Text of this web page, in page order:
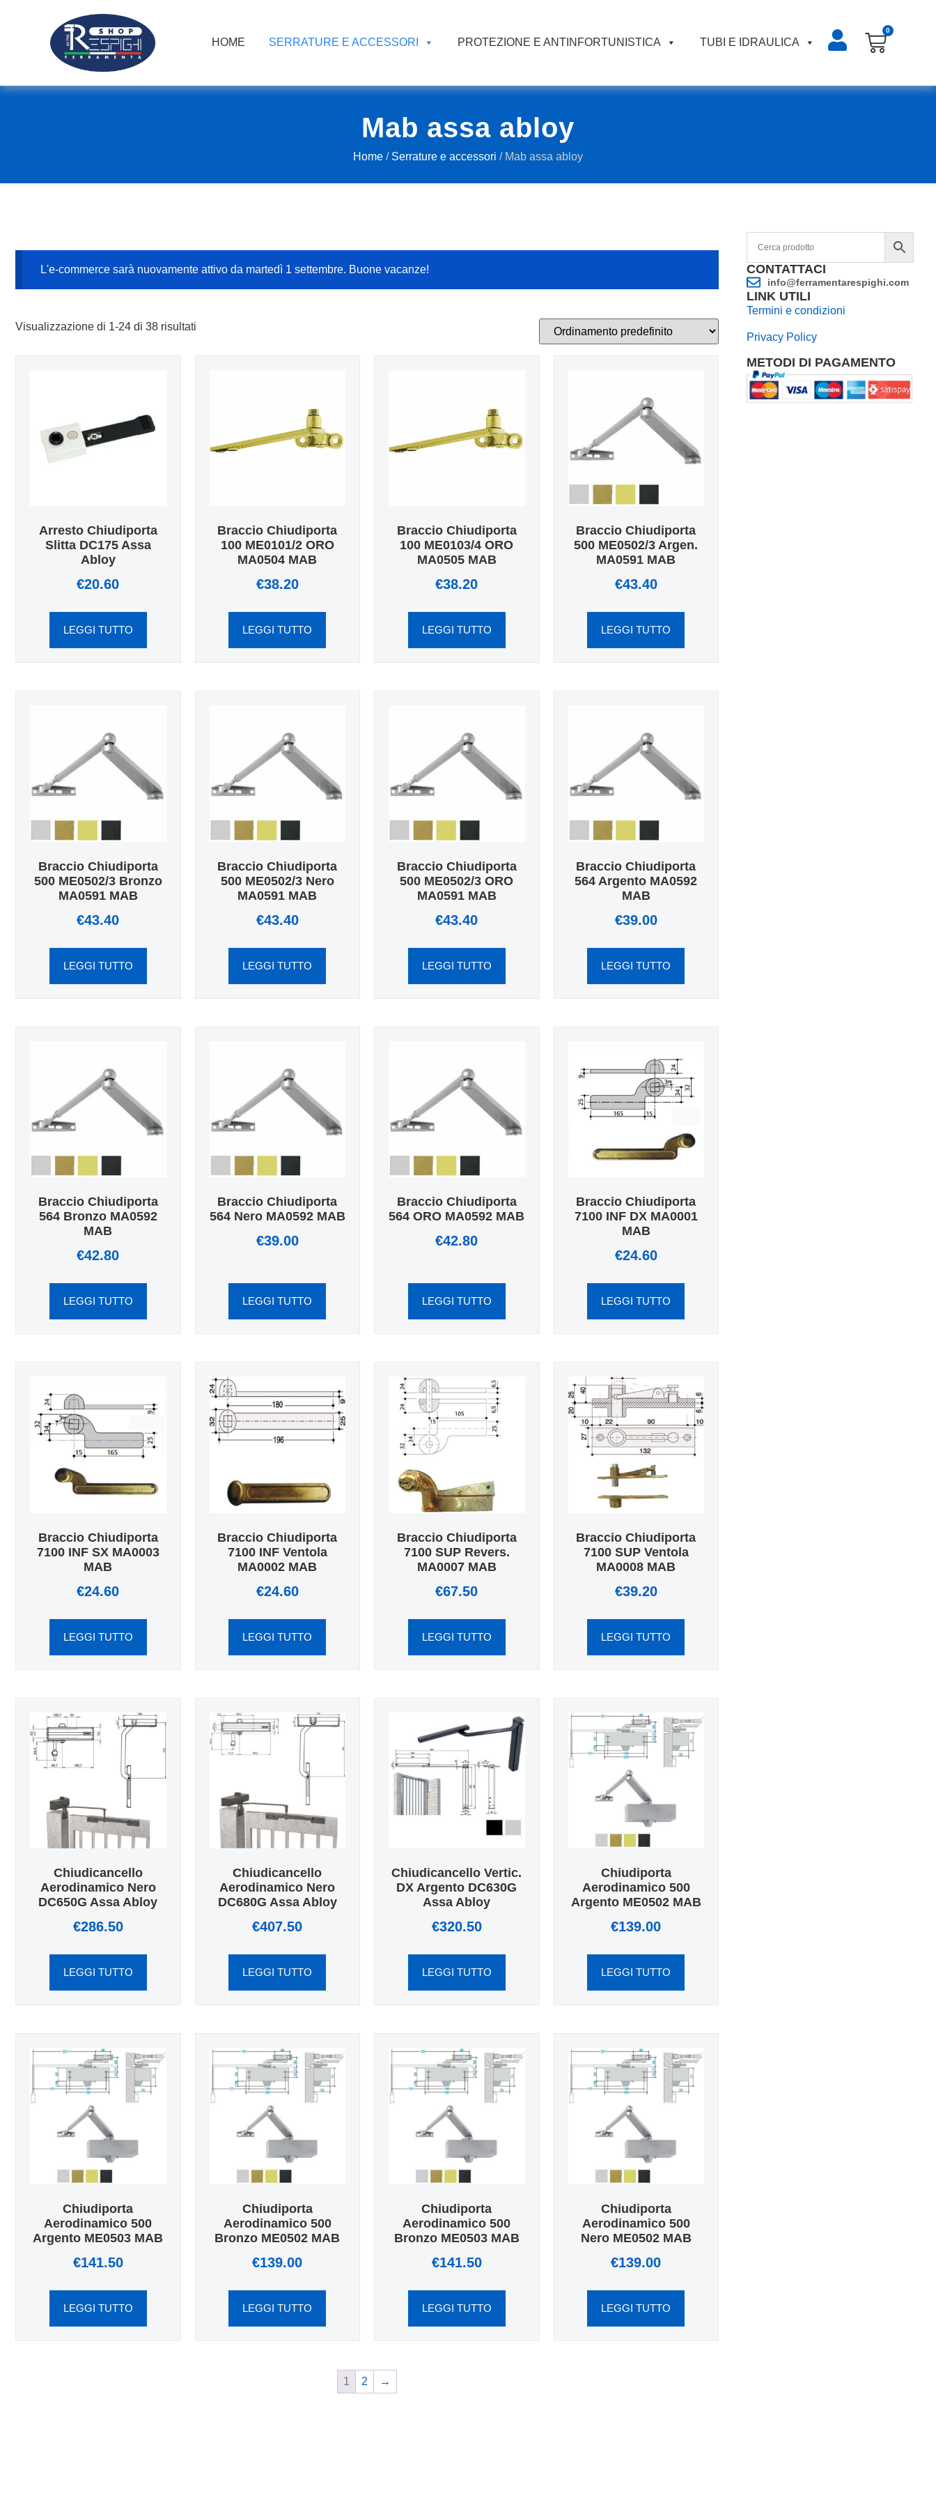
HOME SERRATURE E ACCESSORI PROTEZIONE E ANTINFORTUNISTICA TUBI E IDRAULICA
0
Mab assa abloy
Home / Serrature e accessori / Mab assa abloy
L'e-commerce sarà nuovamente attivo da martedì 1 settembre. Buone vacanze!
Visualizzazione di 1-24 di 38 risultati
Arresto Chiudiporta
Slitta DC175 Assa
Abloy
€20.60
LEGGI TUTTO
Braccio Chiudiporta
100 ME0101/2 ORO
MA0504 MAB
€38.20
LEGGI TUTTO
Braccio Chiudiporta
100 ME0103/4 ORO
MA0505 MAB
€38.20
LEGGI TUTTO
Braccio Chiudiporta
500 ME0502/3 Argen.
MA0591 MAB
€43.40
LEGGI TUTTO
Braccio Chiudiporta
500 ME0502/3 Bronzo
MA0591 MAB
€43.40
LEGGI TUTTO
Braccio Chiudiporta
500 ME0502/3 Nero
MA0591 MAB
€43.40
LEGGI TUTTO
Braccio Chiudiporta
500 ME0502/3 ORO
MA0591 MAB
€43.40
LEGGI TUTTO
Braccio Chiudiporta
564 Argento MA0592
MAB
€39.00
LEGGI TUTTO
Braccio Chiudiporta
564 Bronzo MA0592
MAB
€42.80
LEGGI TUTTO
Braccio Chiudiporta
564 Nero MA0592 MAB
€39.00
LEGGI TUTTO
Braccio Chiudiporta
564 ORO MA0592 MAB
€42.80
LEGGI TUTTO
Braccio Chiudiporta
7100 INF DX MA0001
MAB
€24.60
LEGGI TUTTO
Braccio Chiudiporta
7100 INF SX MA0003
MAB
€24.60
LEGGI TUTTO
Braccio Chiudiporta
7100 INF Ventola
MA0002 MAB
€24.60
LEGGI TUTTO
Braccio Chiudiporta
7100 SUP Revers.
MA0007 MAB
€67.50
LEGGI TUTTO
Braccio Chiudiporta
7100 SUP Ventola
MA0008 MAB
€39.20
LEGGI TUTTO
Chiudicancello
Aerodinamico Nero
DC650G Assa Abloy
€286.50
LEGGI TUTTO
Chiudicancello
Aerodinamico Nero
DC680G Assa Abloy
€407.50
LEGGI TUTTO
Chiudicancello Vertic.
DX Argento DC630G
Assa Abloy
€320.50
LEGGI TUTTO
Chiudiporta
Aerodinamico 500
Argento ME0502 MAB
€139.00
LEGGI TUTTO
Chiudiporta
Aerodinamico 500
Argento ME0503 MAB
€141.50
LEGGI TUTTO
Chiudiporta
Aerodinamico 500
Bronzo ME0502 MAB
€139.00
LEGGI TUTTO
Chiudiporta
Aerodinamico 500
Bronzo ME0503 MAB
€141.50
LEGGI TUTTO
Chiudiporta
Aerodinamico 500
Nero ME0502 MAB
€139.00
LEGGI TUTTO
1 2 →
CONTATTACI
info@ferramentarespighi.com
LINK UTILI
Termini e condizioni
Privacy Policy
METODI DI PAGAMENTO